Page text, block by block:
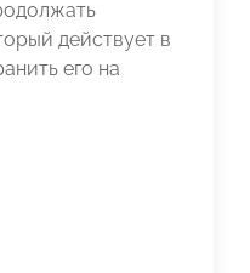
действует в
его на